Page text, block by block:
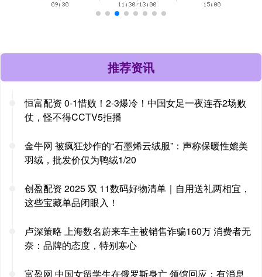
推荐资讯
恒富配资 0-1惜败！2-3爆冷！中国女足一夜连吞2场败
仗，怪不得CCTV5拒播
金牛网 被疯狂炒作的“石墨烯云绒服”：声称保暖性媲美
羽绒，批发价仅为鸭绒1/20
创盈配资 2025 双 11数码好物清单｜自用送礼两相宜，
这些宝藏单品闭眼入！
卢深策略 上海数名蔚来车主被销售诈骗160万 消费者无
奈：品牌的态度，特别寒心
富盈网 中国女留学生在俄罗斯身亡 领馆回应：有消息